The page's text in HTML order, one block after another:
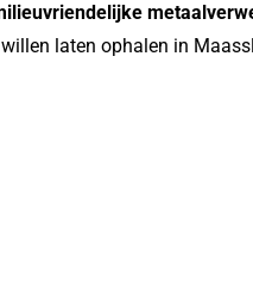
laten ophalen in